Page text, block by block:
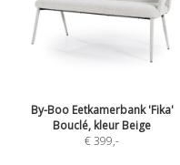
By-Boo Eetkamerbank 'Fika'
Bouclé, kleur Beige
€ 399,-